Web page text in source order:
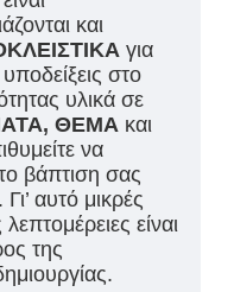
και
για
στο
υλικά σε
ΘΕΜΑ και
να
βάπτιση σας
αυτό μικρές
είναι
της